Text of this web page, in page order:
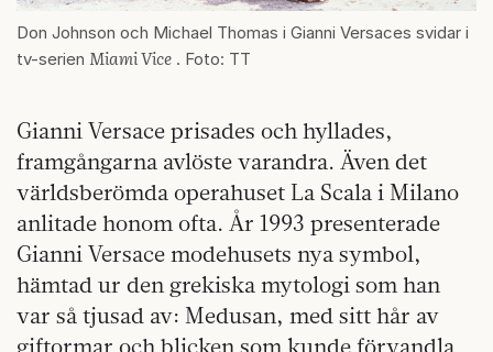
Don Johnson och Michael Thomas i Gianni Versaces svidar i
tv-serien Miami Vice . Foto: TT
Gianni Versace prisades och hyllades,
framgångarna avlöste varandra. Även det
världsberömda operahuset La Scala i Milano
anlitade honom ofta. År 1993 presenterade
Gianni Versace modehusets nya symbol,
hämtad ur den grekiska mytologi som han
var så tjusad av: Medusan, med sitt hår av
giftormar och blicken som kunde förvandla